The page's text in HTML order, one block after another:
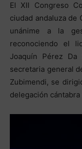
El XII Congreso
ciudad andaluza de
unánime a la
reconociendo el
Joaquín Pérez
secretaria general
Zubimendi, se
delegación cántabra